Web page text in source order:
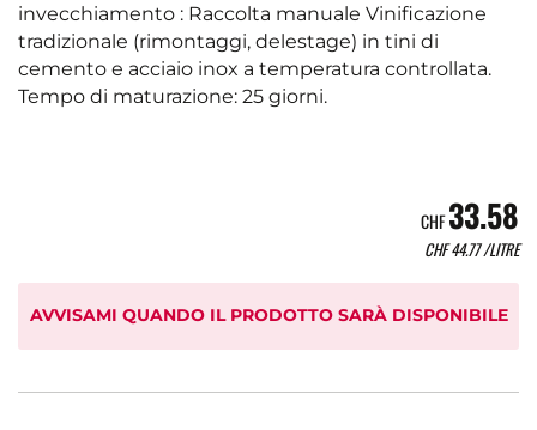
invecchiamento : Raccolta manuale Vinificazione
tradizionale (rimontaggi, delestage) in tini di
cemento e acciaio inox a temperatura controllata.
Tempo di maturazione: 25 giorni.
CHF33.58
CHF44.77/LITRE
AVVISAMI QUANDO IL PRODOTTO SARÀ DISPONIBILE